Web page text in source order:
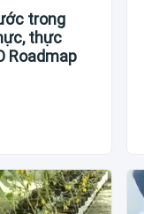
trong
thực
Roadmap